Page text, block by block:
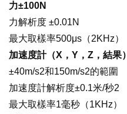
力±100N
力解析度 ±0.01N
最大取樣率500μs（2KHz）
加速度計（X，Y，Z，結果）
±40m/s2和150m/s2的範圍
加速度計解析度±0.1米/秒2
最大取樣率1毫秒（1KHz）